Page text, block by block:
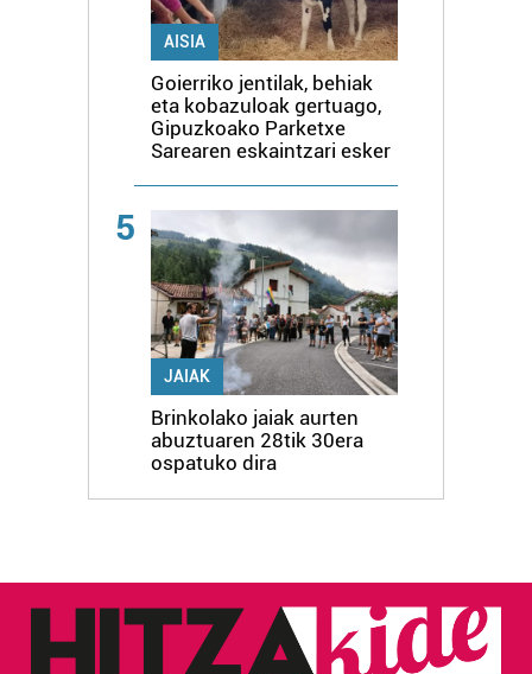
AISIA
Goierriko jentilak, behiak
eta kobazuloak gertuago,
Gipuzkoako Parketxe
Sarearen eskaintzari esker
5
JAIAK
Brinkolako jaiak aurten
abuztuaren 28tik 30era
ospatuko dira